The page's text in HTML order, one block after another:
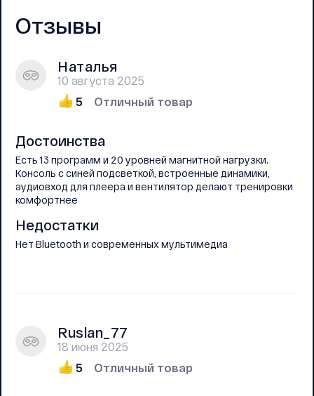
Отзывы
Наталья
10 августа 2025
5
Отличный товар
Достоинства
Есть 13 программ и 20 уровней магнитной нагрузки.
Консоль с синей подсветкой, встроенные динамики,
аудиовход для плеера и вентилятор делают тренировки
комфортнее
Недостатки
Нет Bluetooth и современных мультимедиа
Ruslan_77
18 июня 2025
5
Отличный товар